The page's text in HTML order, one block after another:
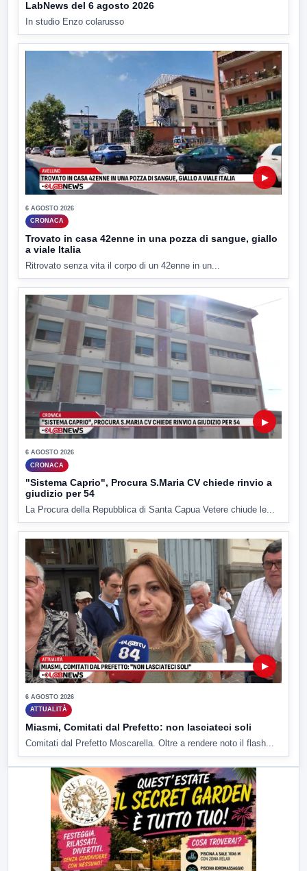
LabNews del 6 agosto 2026
In studio Enzo colarusso
▶
6 AGOSTO 2026
CRONACA
Trovato in casa 42enne in una pozza di sangue, giallo
a viale Italia
Ritrovato senza vita il corpo di un 42enne in un...
▶
6 AGOSTO 2026
CRONACA
"Sistema Caprio", Procura S.Maria CV chiede rinvio a
giudizio per 54
La Procura della Repubblica di Santa Capua Vetere chiude le...
▶
6 AGOSTO 2026
ATTUALITÀ
Miasmi, Comitati dal Prefetto: non lasciateci soli
Comitati dal Prefetto Moscarella. Oltre a rendere noto il flash...